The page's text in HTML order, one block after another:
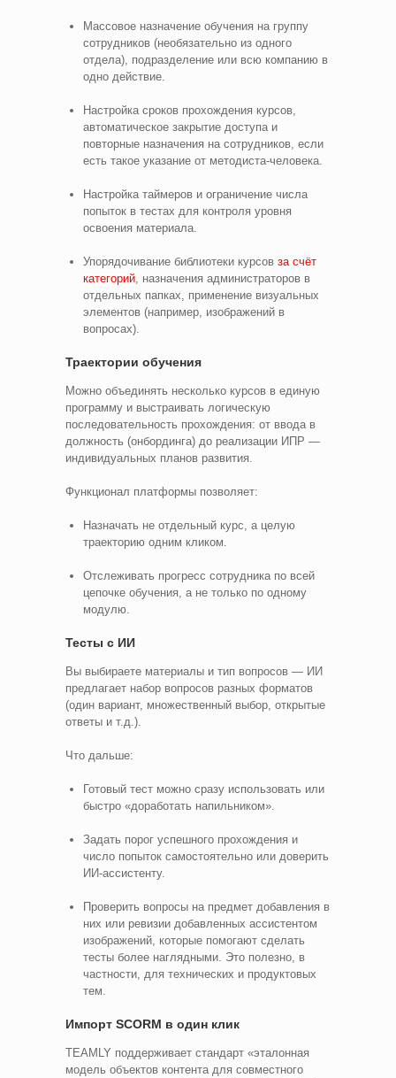
Массовое назначение обучения на группу
сотрудников (необязательно из одного
отдела), подразделение или всю компанию в
одно действие.
Настройка сроков прохождения курсов,
автоматическое закрытие доступа и
повторные назначения на сотрудников, если
есть такое указание от методиста-человека.
Настройка таймеров и ограничение числа
попыток в тестах для контроля уровня
освоения материала.
Упорядочивание библиотеки курсов за счёт
категорий , назначения администраторов в
отдельных папках, применение визуальных
элементов (например, изображений в
вопросах).
Траектории обучения
Можно объединять несколько курсов в единую
программу и выстраивать логическую
последовательность прохождения: от ввода в
должность (онбординга) до реализации ИПР —
индивидуальных планов развития.
Функционал платформы позволяет:
Назначать не отдельный курс, а целую
траекторию одним кликом.
Отслеживать прогресс сотрудника по всей
цепочке обучения, а не только по одному
модулю.
Тесты с ИИ
Вы выбираете материалы и тип вопросов — ИИ
предлагает набор вопросов разных форматов
(один вариант, множественный выбор, открытые
ответы и т.д.).
Что дальше:
Готовый тест можно сразу использовать или
быстро «доработать напильником».
Задать порог успешного прохождения и
число попыток самостоятельно или доверить
ИИ-ассистенту.
Проверить вопросы на предмет добавления в
них или ревизии добавленных ассистентом
изображений, которые помогают сделать
тесты более наглядными. Это полезно, в
частности, для технических и продуктовых
тем.
Импорт SCORM в один клик
TEAMLY поддерживает стандарт «эталонная
модель объектов контента для совместного